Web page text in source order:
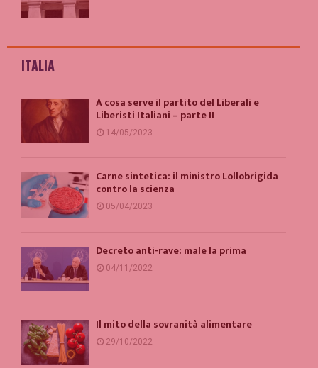
ITALIA
A cosa serve il partito del Liberali e
Liberisti Italiani – parte II
14/05/2023
Carne sintetica: il ministro Lollobrigida
contro la scienza
05/04/2023
Decreto anti-rave: male la prima
04/11/2022
Il mito della sovranità alimentare
29/10/2022